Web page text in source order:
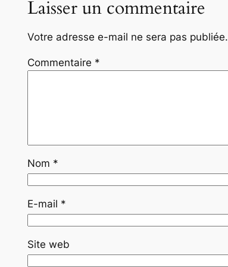
Laisser un commentaire
Votre adresse e-mail ne sera pas publiée.
Commentaire *
Nom *
E-mail *
Site web